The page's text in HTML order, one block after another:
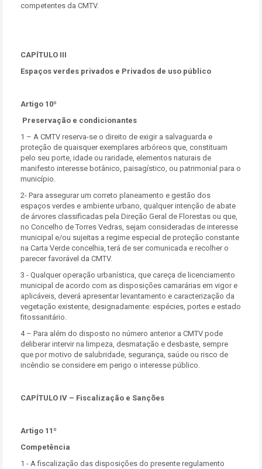
competentes da CMTV.
CAPÍTULO III
Espaços verdes privados e Privados de uso público
Artigo 10º
Preservação e condicionantes
1 – A CMTV reserva-se o direito de exigir a salvaguarda e
proteção de quaisquer exemplares arbóreos que, constituam
pelo seu porte, idade ou raridade, elementos naturais de
manifesto interesse botânico, paisagístico, ou patrimonial para o
município.
2- Para assegurar um correto planeamento e gestão dos
espaços verdes e ambiente urbano, qualquer intenção de abate
de árvores classificadas pela Direção Geral de Florestas ou que,
no Concelho de Torres Vedras, sejam consideradas de interesse
municipal e/ou sujeitas a regime especial de proteção constante
na Carta Verde concelhia, terá de ser comunicada e recolher o
parecer favorável da CMTV.
3 - Qualquer operação urbanística, que careça de licenciamento
municipal de acordo com as disposições camarárias em vigor e
aplicáveis, deverá apresentar levantamento e caracterização da
vegetação existente, designadamente: espécies, portes e estado
fitossanitário.
4 – Para além do disposto no número anterior a CMTV pode
deliberar intervir na limpeza, desmatação e desbaste, sempre
que por motivo de salubridade, segurança, saúde ou risco de
incêndio se considere em perigo o interesse público.
CAPÍTULO IV – Fiscalização e Sanções
Artigo 11º
Competência
1 - A fiscalização das disposições do presente regulamento